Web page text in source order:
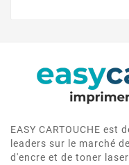
EASY CARTOUCHE est
leaders sur le marché
d'encre et de toner